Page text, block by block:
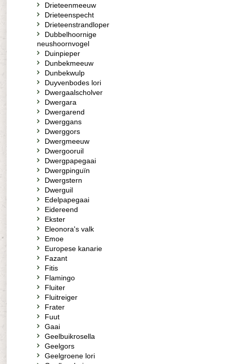
Drieteenmeeuw
Drieteenspecht
Drieteenstrandloper
Dubbelhoornige
neushoornvogel
Duinpieper
Dunbekmeeuw
Dunbekwulp
Duyvenbodes lori
Dwergaalscholver
Dwergara
Dwergarend
Dwerggans
Dwerggors
Dwergmeeuw
Dwergooruil
Dwergpapegaai
Dwergpinguïn
Dwergstern
Dwerguil
Edelpapegaai
Eidereend
Ekster
Eleonora's valk
Emoe
Europese kanarie
Fazant
Fitis
Flamingo
Fluiter
Fluitreiger
Frater
Fuut
Gaai
Geelbuikrosella
Geelgors
Geelgroene lori